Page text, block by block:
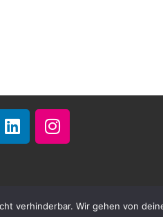
L
i
n
d
I
n
s
g
verhinderbar. Wir gehen von